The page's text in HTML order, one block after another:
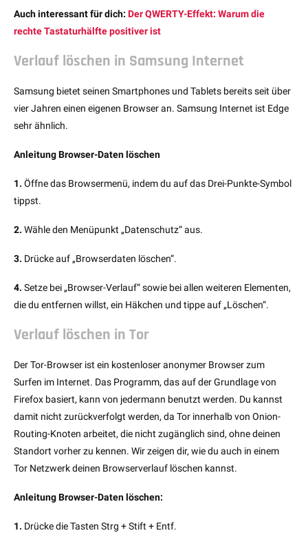
Auch interessant für dich: Der QWERTY-Effekt: Warum die
rechte Tastaturhälfte positiver ist
Verlauf löschen in Samsung Internet
Samsung bietet seinen Smartphones und Tablets bereits seit über
vier Jahren einen eigenen Browser an. Samsung Internet ist Edge
sehr ähnlich.
Anleitung Browser-Daten löschen
1. Öffne das Browsermenü, indem du auf das Drei-Punkte-Symbol
tippst.
2. Wähle den Menüpunkt „Datenschutz“ aus.
3. Drücke auf „Browserdaten löschen“.
4. Setze bei „Browser-Verlauf“ sowie bei allen weiteren Elementen,
die du entfernen willst, ein Häkchen und tippe auf „Löschen“.
Verlauf löschen in Tor
Der Tor-Browser ist ein kostenloser anonymer Browser zum
Surfen im Internet. Das Programm, das auf der Grundlage von
Firefox basiert, kann von jedermann benutzt werden. Du kannst
damit nicht zurückverfolgt werden, da Tor innerhalb von Onion-
Routing-Knoten arbeitet, die nicht zugänglich sind, ohne deinen
Standort vorher zu kennen. Wir zeigen dir, wie du auch in einem
Tor Netzwerk deinen Browserverlauf löschen kannst.
Anleitung Browser-Daten löschen:
1. Drücke die Tasten Strg + Stift + Entf.